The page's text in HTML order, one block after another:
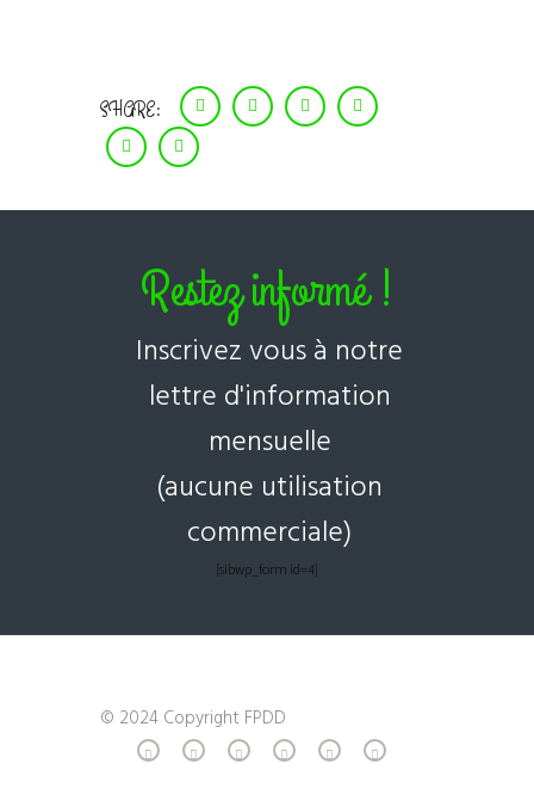
SHARE:
Restez informé !
Inscrivez vous à notre
lettre d'information
mensuelle
(aucune utilisation
commerciale)
[sibwp_form id=4]
© 2024 Copyright FPDD